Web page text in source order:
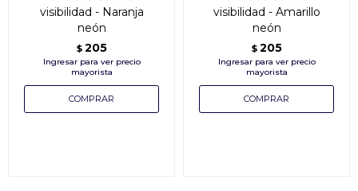
visibilidad - Naranja
neón
$ 205
visibilidad - Amarillo
neón
$ 205